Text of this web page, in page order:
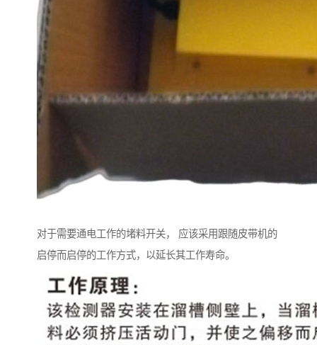
对于需要通电工作的堵料开关， 应该采用跟随皮带机的
启停而启停的工作方式，以延长其工作寿命。